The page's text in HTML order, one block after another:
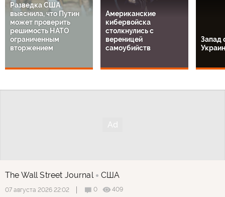
Разведка США
выяснила, что Путин
может проверить
решимость НАТО
ограниченным
вторжением
Американские
кибервойска
столкнулись с
вереницей
самоубийств
Запад
The Wall Street Journal США
07 августа 2026 22:02 0
409